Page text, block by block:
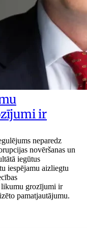
ir
neparedz
novēršanas un
iegūtus
iespējamu aizliegtu
likumu grozījumi ir
pamatjautājumu.